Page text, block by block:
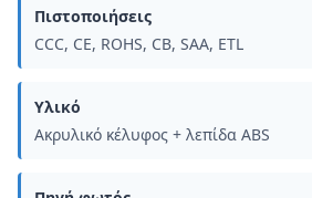
Πιστοποιήσεις
CCC, CE, ROHS, CB, SAA, ETL
Υλικό
Ακρυλικό κέλυφος + λεπίδα ABS